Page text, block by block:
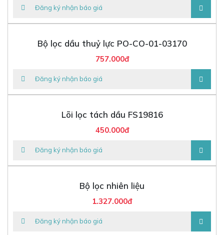
Đăng ký nhận báo giá
Bộ lọc dầu thuỷ lực PO-CO-01-03170
757.000đ
Đăng ký nhận báo giá
Lõi lọc tách dầu FS19816
450.000đ
Đăng ký nhận báo giá
Bộ lọc nhiên liệu
1.327.000đ
Đăng ký nhận báo giá